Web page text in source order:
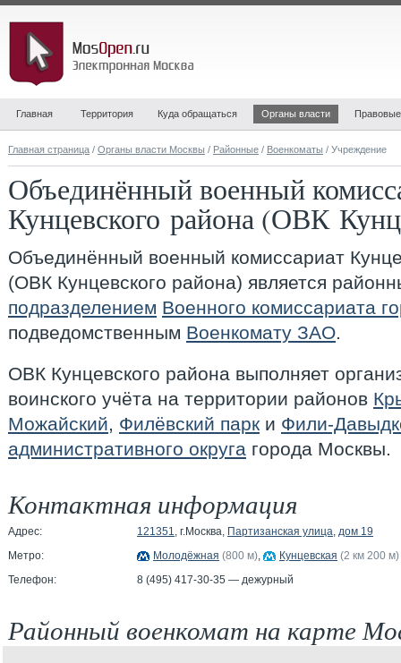
Главная Территория Куда обращаться Органы власти
Главная страница / Органы власти Москвы / Районные / Военкоматы / Учреждение
Объединённый военный
Кунцевского района (ОВК
Объединённый военный комиссариат
(ОВК Кунцевского района) является
подразделением Военного комиссариата
подведомственным Военкомату ЗАО.
ОВК Кунцевского района выполняет
воинского учёта на территории районов
Можайский, Филёвский парк и Фили-
административного округа города Москвы.
Контактная информация
Адрес: 121351, г.Москва, Партизанская улица, дом 19
Метро:
Молодёжная (800 м), Кунцевская (2 км 200 м)
Телефон:
8 (495) 417-30-35 — дежурный
Районный военкомат на карте